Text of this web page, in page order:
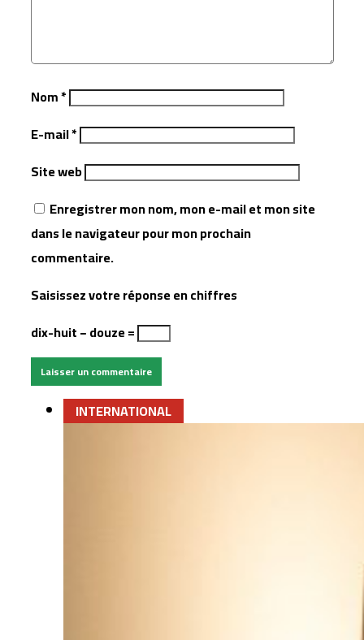
Nom*
E-mail*
Site web
Enregistrer mon nom, mon e-mail et mon site
dans le navigateur pour mon prochain
commentaire.
Saisissez votre réponse en chiffres
dix-huit − douze =
INTERNATIONAL